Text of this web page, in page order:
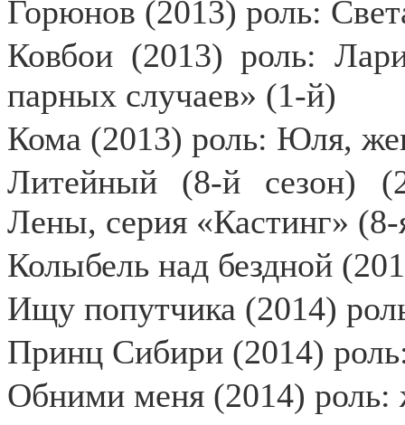
Горюнов (2013) роль:
Ковбои (2013) роль:
парных случаев» (1-й)
Кома (2013) роль: Юля,
Литейный (8-й сезон)
Лены, серия «Кастинг»
Колыбель над бездной
Ищу попутчика (2014)
Принц Сибири (2014)
Обними меня (2014) роль: